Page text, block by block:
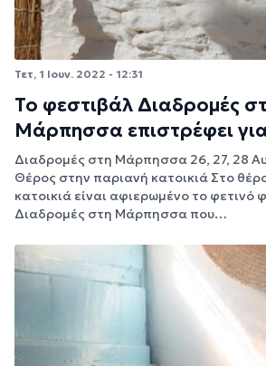
Τετ, 1 Ιουν. 2022 - 12:31
Το φεστιβάλ Διαδρομές
Μάρπησσα επιστρέφει
Διαδρομές στη Μάρπησσα 26, 27, 28
Θέρος στην παριανή κατοικιά Στο
κατοικιά είναι αφιερωμένο το φετινό
Διαδρομές στη Μάρπησσα που…